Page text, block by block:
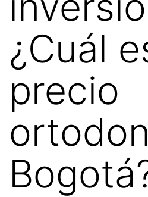
¿Cuál
precio